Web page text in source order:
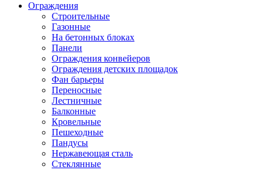
Ограждения
Строительные
Газонные
На бетонных блоках
Панели
Ограждения конвейеров
Ограждения детских площадок
Фан барьеры
Переносные
Лестничные
Балконные
Кровельные
Пешеходные
Пандусы
Нержавеющая сталь
Стеклянные